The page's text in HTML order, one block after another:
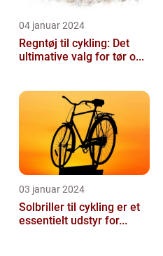
04 januar 2024
Regntøj til cykling: Det
ultimative valg for tør o...
03 januar 2024
Solbriller til cykling er et
essentielt udstyr for...